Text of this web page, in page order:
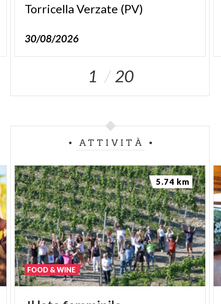
Torricella Verzate (PV)
30/08/2026
1 20
ATTIVITÀ
FOOD & WINE
5.74 km